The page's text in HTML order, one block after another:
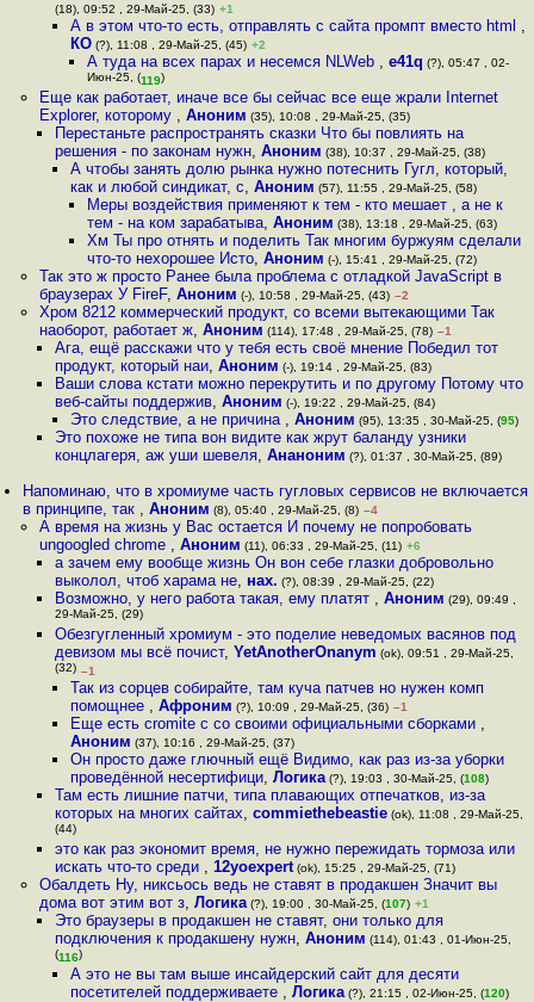
(18), 09:52 , 29-Май-25, (33) +1
А в этом что-то есть, отправлять с сайта промпт вместо html ,
КО (?), 11:08 , 29-Май-25, (45) +2
А туда на всех парах и несемся NLWeb , e41q (?), 05:47 , 02-
Июн-25, (119)
Еще как работает, иначе все бы сейчас все еще жрали Internet
Explorer, которому , Аноним (35), 10:08 , 29-Май-25, (35)
Перестаньте распространять сказки Что бы повлиять на
решения - по законам нужн, Аноним (38), 10:37 , 29-Май-25, (38)
А чтобы занять долю рынка нужно потеснить Гугл, который,
как и любой синдикат, с,Аноним (57), 11:55 , 29-Май-25, (58)
Меры воздействия применяют к тем - кто мешает , а не к
тем - на ком зарабатыва, Аноним (38), 13:18 , 29-Май-25, (63)
Хм Ты про отнять и поделить Так многим буржуям сделали
что-то нехорошее Исто, Аноним (-), 15:41 , 29-Май-25, (72)
Так это ж просто Ранее была проблема с отладкой JavaScript в
браузерах У FireF, Аноним (-), 10:58 , 29-Май-25, (43) –2
Хром 8212 коммерческий продукт, со всеми вытекающими Так
наоборот, работает ж, Аноним (114), 17:48 , 29-Май-25, (78) –1
Ага, ещё расскажи что у тебя есть своё мнение Победил тот
продукт, который наи, Аноним (-), 19:14 , 29-Май-25, (83)
Ваши слова кстати можно перекрутить и по другому Потому что
веб-сайты поддержив, Аноним (-), 19:22 , 29-Май-25, (84)
Это следствие, а не причина ,Аноним (95), 13:35 , 30-Май-25, (95)
Это похоже не типа вон видите как жрут баланду узники
концлагеря, аж уши шевеля, Ананоним (?), 01:37 , 30-Май-25, (89)
Напоминаю, что в хромиуме часть гугловых сервисов не включается
в принципе, так ,Аноним (8), 05:40 , 29-Май-25, (8) –4
А время на жизнь у Вас остается И почему не попробовать
ungoogled chrome , Аноним (11), 06:33 , 29-Май-25, (11) +6
а зачем ему вообще жизнь Он вон себе глазки добровольно
выколол, чтоб харама не, нах. (?), 08:39 , 29-Май-25, (22)
Возможно, у него работа такая, ему платят , Аноним (29), 09:49 ,
29-Май-25, (29)
Обезгугленный хромиум - это поделие неведомых васянов под
девизом мы всё почист, YetAnotherOnanym (ok), 09:51 , 29-Май-25,
(32) –1
Так из сорцев собирайте, там куча патчев но нужен комп
помощнее ,Афроним (?), 10:09 , 29-Май-25, (36) –1
Еще есть cromite с со своими официальными сборками ,
Аноним (37), 10:16 , 29-Май-25, (37)
Он просто даже глючный ещё Видимо, как раз из-за уборки
проведённой несертифици,Логика (?), 19:03 , 30-Май-25, (108)
Там есть лишние патчи, типа плавающих отпечатков, из-за
которых на многих сайтах, commiethebeastie(ok), 11:08 , 29-Май-25,
(44)
это как раз экономит время, не нужно пережидать тормоза или
искать что-то среди , 12yoexpert(ok), 15:25 , 29-Май-25, (71)
Обалдеть Ну, никсьось ведь не ставят в продакшен Значит вы
дома вот этим вот з, Логика(?), 19:00 , 30-Май-25, (107) +1
Это браузеры в продакшен не ставят, они только для
подключения к продакшену нужн, Аноним (114), 01:43 , 01-Июн-25,
(116)
А это не вы там выше инсайдерский сайт для десяти
посетителей поддерживаете ,Логика (?), 21:15 , 02-Июн-25, (120)